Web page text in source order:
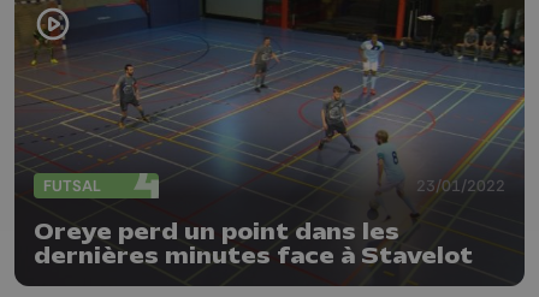
FUTSAL 23/01/2022
Oreye perd un point dans les
dernières minutes face à Stavelot